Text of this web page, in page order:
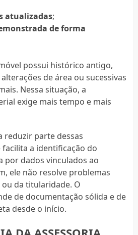
atualizadas;
de forma
possui histórico antigo,
de área ou sucessivas
Nessa situação, a
exige mais tempo e mais
reduzir parte dessas
a identificação do
por dados vinculados ao
ele não resolve problemas
da titularidade. O
de documentação sólida e de
desde o início.